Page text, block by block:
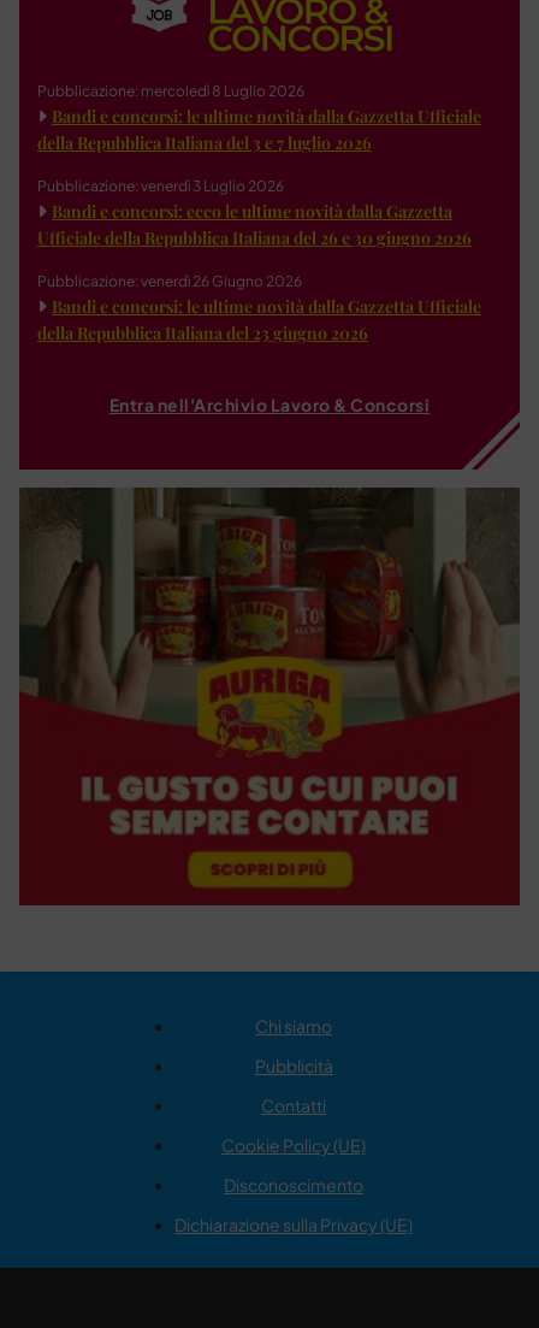
Pubblicazione: mercoledì 8 Luglio 2026
Bandi e concorsi: le ultime novità dalla Gazzetta Ufficiale
della Repubblica Italiana del 3 e 7 luglio 2026
Pubblicazione: venerdì 3 Luglio 2026
Bandi e concorsi: ecco le ultime novità dalla Gazzetta
Ufficiale della Repubblica Italiana del 26 e 30 giugno 2026
Pubblicazione: venerdì 26 Giugno 2026
Bandi e concorsi: le ultime novità dalla Gazzetta Ufficiale
della Repubblica Italiana del 23 giugno 2026
Entra nell'Archivio Lavoro & Concorsi
Chi siamo
Pubblicità
Contatti
Cookie Policy (UE)
Disconoscimento
Dichiarazione sulla Privacy (UE)